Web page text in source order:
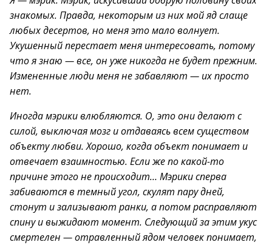
знакомых. Правда, некоторым из них мой яд слаще
любых десертов, но меня это мало волнует.
Укушенный перестает меня интересовать, потому
что я знаю — все, он уже никогда не будет прежним.
Измененные люди меня не забавляют — их просто
нет.
Иногда мэрики влюбляются. О, это они делают с
силой, выключая мозг и отдаваясь всем существом
объекту любви. Хорошо, когда объект понимает и
отвечает взаимностью. Если же по какой-то
причине этого не происходит… Мэрики сперва
забиваются в темный угол, скулят пару дней,
стонут и зализывают ранки, а потом расправляют
спину и выжидают момент. Следующий за этим укус
смертелен — отравленный ядом человек понимает,